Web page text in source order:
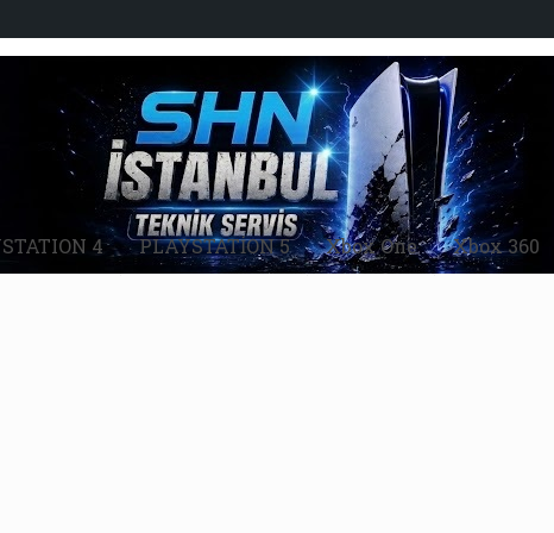
4 PLAYSTATİON 5 Xbox One Xbox 360